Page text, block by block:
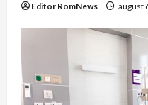
Editor RomNews august